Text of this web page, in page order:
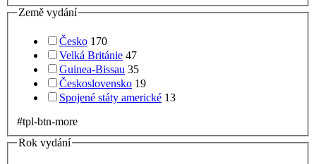
Země vydání
Česko 170
Velká Británie 47
Guinea-Bissau 35
Československo 19
Spojené státy americké 13
#tpl-btn-more
Rok vydání